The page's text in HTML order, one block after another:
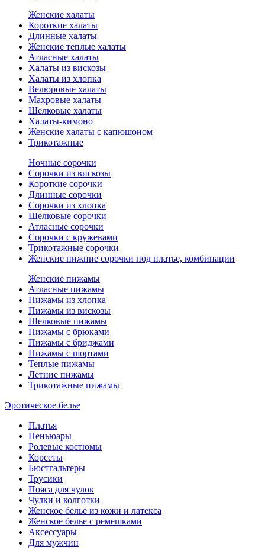
Женские халаты
Короткие халаты
Длинные халаты
Женские теплые халаты
Атласные халаты
Халаты из вискозы
Халаты из хлопка
Велюровые халаты
Махровые халаты
Шелковые халаты
Халаты-кимоно
Женские халаты с капюшоном
Трикотажные
Ночные сорочки
Сорочки из вискозы
Короткие сорочки
Длинные сорочки
Сорочки из хлопка
Шелковые сорочки
Атласные сорочки
Сорочки с кружевами
Трикотажные сорочки
Женские нижние сорочки под платье, комбинации
Женские пижамы
Атласные пижамы
Пижамы из хлопка
Пижамы из вискозы
Шелковые пижамы
Пижамы с брюками
Пижамы с бриджами
Пижамы с шортами
Теплые пижамы
Летние пижамы
Трикотажные пижамы
Эротическое белье
Платья
Пеньюары
Ролевые костюмы
Корсеты
Бюстгальтеры
Трусики
Пояса для чулок
Чулки и колготки
Женское белье из кожи и латекса
Женское белье с ремешками
Аксессуары
Для мужчин